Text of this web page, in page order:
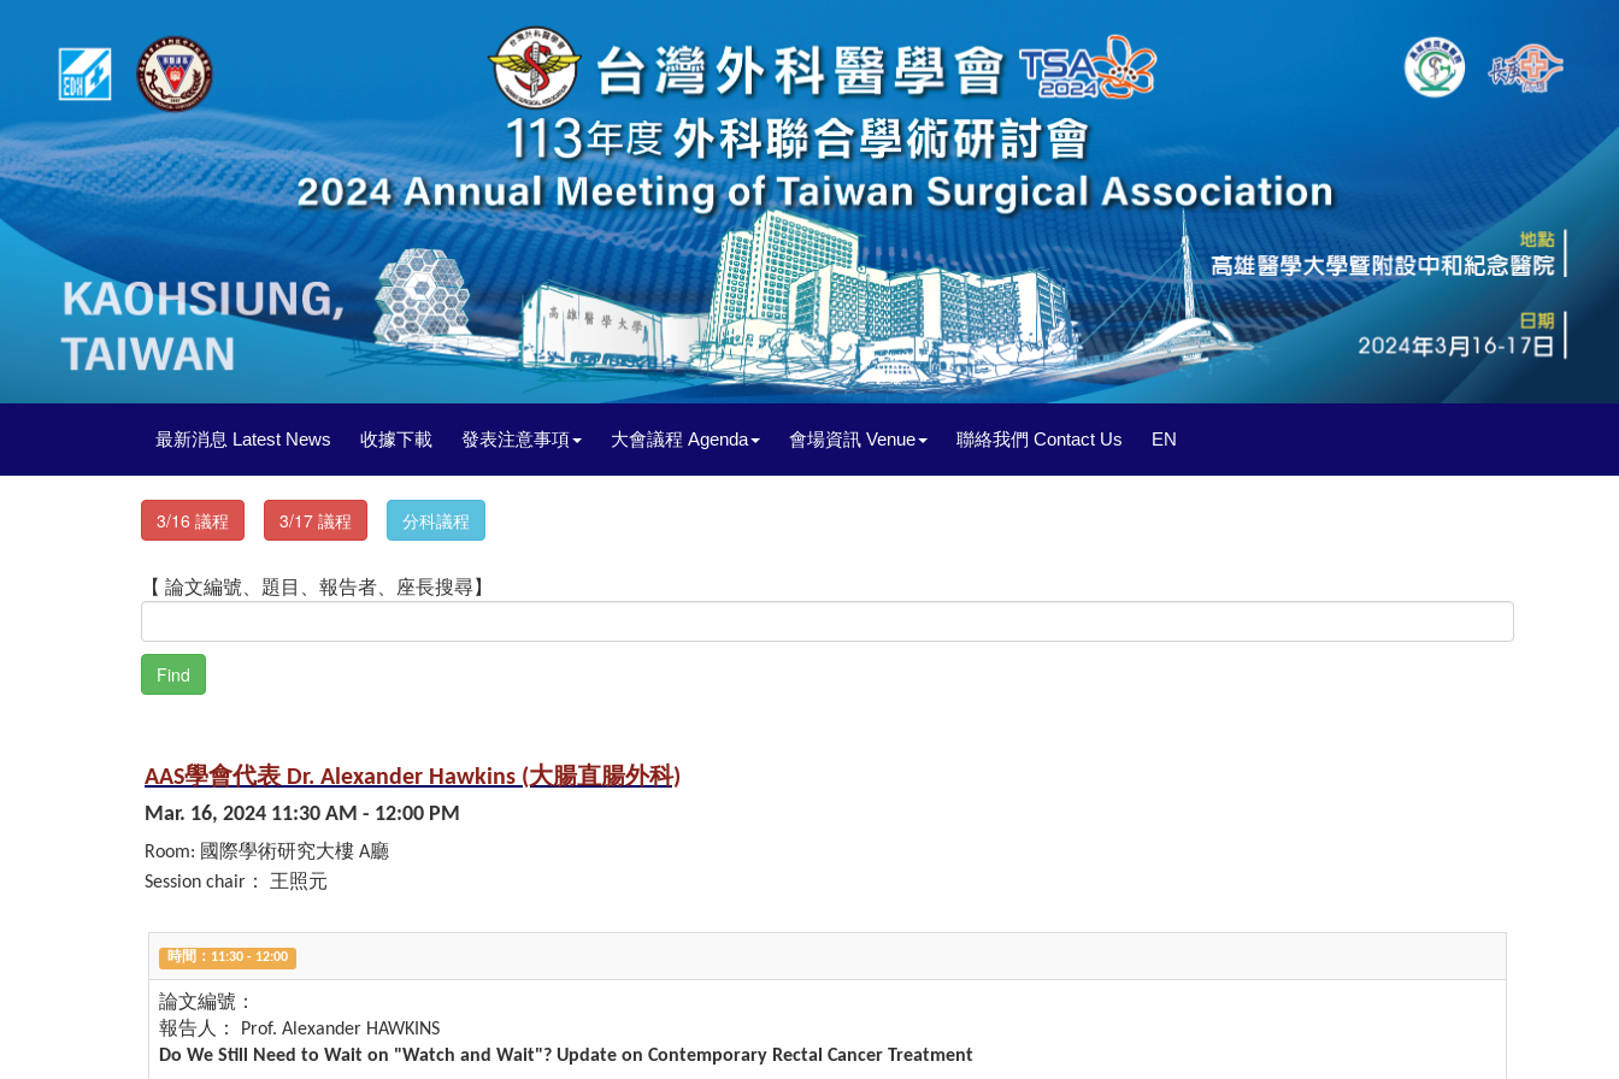
最新消息 Latest News 收據下載 發表注意事項 大會議程 Agenda 會場資訊 Venue 聯絡我們 Contact Us EN
【 論文編號、題目、報告者、座長搜尋】
AAS學會代表 Dr. Alexander Hawkins (大腸直腸外科)
Mar. 16, 2024 11:30 AM - 12:00 PM
Room: 國際學術研究大樓 A廳
Session chair： 王照元
時間：11:30 - 12:00
論文編號：
報告人： Prof. Alexander HAWKINS
Do We Still Need to Wait on "Watch and Wait"? Update on Contemporary Rectal Cancer Treatment